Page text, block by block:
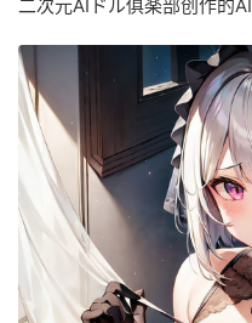
二次元AIドル俱楽部创作的AI